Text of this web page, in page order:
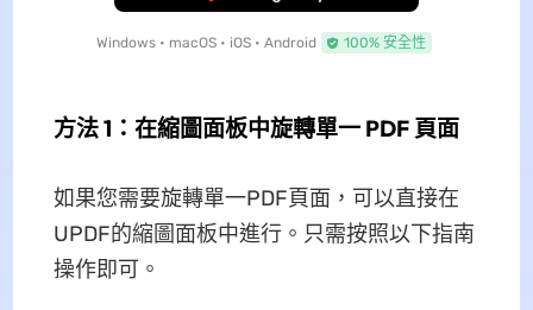
Windows • macOS • iOS • Android 100% 安全性
方法 1：在縮圖面板中旋轉單一 PDF 頁面
如果您需要旋轉單一PDF頁面，可以直接在
UPDF的縮圖面板中進行。只需按照以下指南
操作即可。